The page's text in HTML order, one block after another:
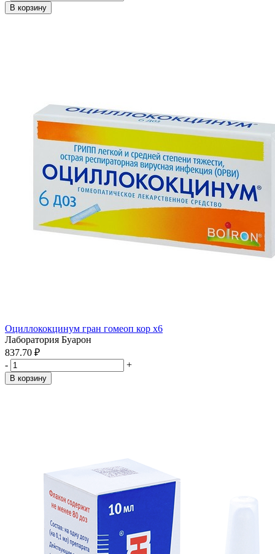
В корзину
Оциллококцинум гран гомеоп кор x6
Лаборатория Буарон
837.70 ₽
-
+
В корзину